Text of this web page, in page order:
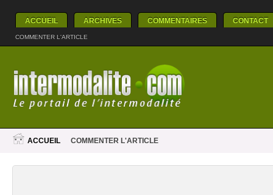
ACCUEIL ARCHIVES COMMENTAIRES CONTACT
COMMENTER L'ARTICLE
ACCUEIL COMMENTER L'ARTICLE